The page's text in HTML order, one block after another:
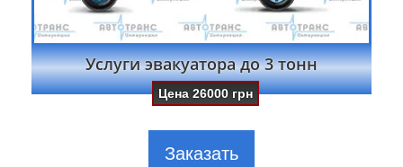
Услуги эвакуатора до 3 тонн
Цена26000 грн
Заказать